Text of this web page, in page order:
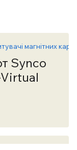
магнітних карт
Synco